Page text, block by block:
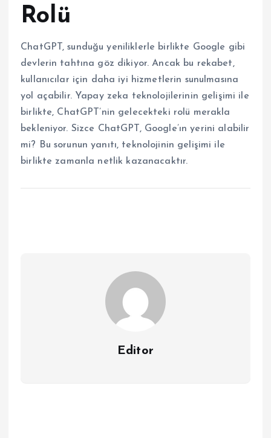
Rolü
ChatGPT, sunduğu yeniliklerle birlikte Google gibi
devlerin tahtına göz dikiyor. Ancak bu rekabet,
kullanıcılar için daha iyi hizmetlerin sunulmasına
yol açabilir. Yapay zeka teknolojilerinin gelişimi ile
birlikte, ChatGPT’nin gelecekteki rolü merakla
bekleniyor. Sizce ChatGPT, Google’ın yerini alabilir
mi? Bu sorunun yanıtı, teknolojinin gelişimi ile
birlikte zamanla netlik kazanacaktır.
Editor